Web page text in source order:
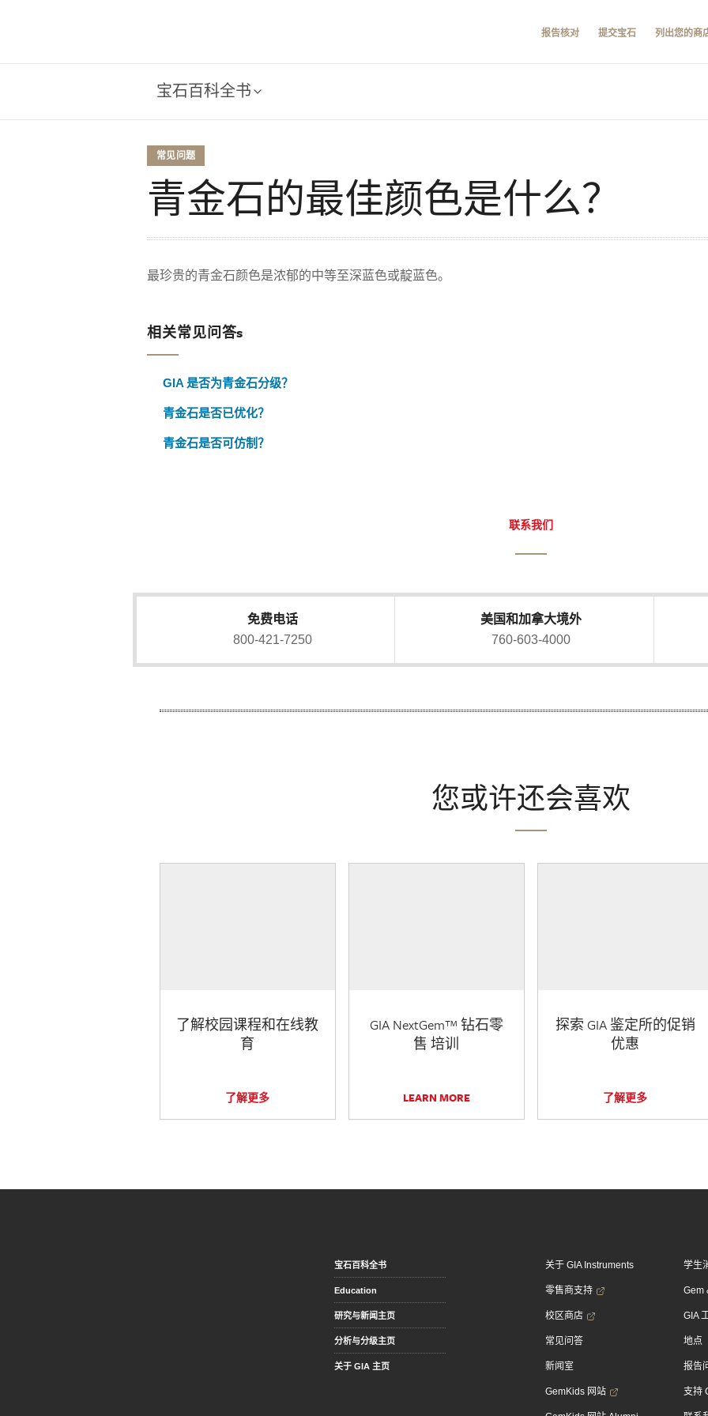
报告核对 提交宝石 列出您的商
宝石百科全书
常见问题
青金石的最佳颜色是什么？
最珍贵的青金石颜色是浓郁的中等至深蓝色或靛蓝色。
相关常见问答s
GIA 是否为青金石分级？
青金石是否已优化？
青金石是否可仿制？
联系我们
免费电话
800-421-7250
美国和加拿大境外
760-603-4000
您或许还会喜欢
了解校园课程和在线教
育
了解更多
GIA NextGem™ 钻石零
售 培训
LEARN MORE
探索 GIA 鉴定所的促销
优惠
了解更多
宝石百科全书
Education
研究与新闻主页
分析与分级主页
关于 GIA 主页
关于 GIA Instruments
零售商支持
校区商店
常见问答
新闻室
GemKids 网站
学生
Gem
GIA
地点
报告
支持